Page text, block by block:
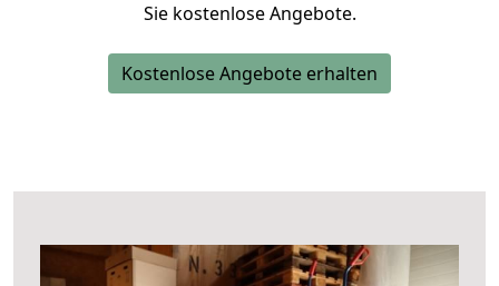
Sie kostenlose Angebote.
Kostenlose Angebote erhalten